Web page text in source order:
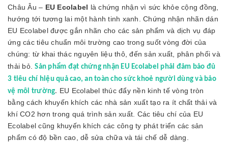
Châu Âu – EU Ecolabel làchứng nhận vì sức khỏe cộng đồng,
hướng tới tương lai một hành tinh xanh. Chứng nhận nhãn dán
EU Ecolabel được gắn nhãn cho các sản phẩm và dịch vụ đáp
ứng các tiêu chuẩn môi trường cao trong suốt vòng đời của
chúng: từ khai thác nguyên liệu thô, đến sản xuất, phân phối và
thải bỏ.Sản phẩm đạt chứng nhận EU Ecolabel phải đảm bảo đủ
3 tiêu chí hiệu quả cao, an toàn cho sức khoẻ người dùng và bảo
vệ môi trường. EU Ecolabel thúc đẩy nền kinh tế vòng tròn
bằng cách khuyến khích các nhà sản xuất tạo ra ít chất thải và
khí CO2 hơn trong quá trình sản xuất. Các tiêu chí của EU
Ecolabel cũng khuyến khích các công ty phát triển các sản
phẩm có độ bền cao, dễ sửa chữa và tái chế dễ dàng.